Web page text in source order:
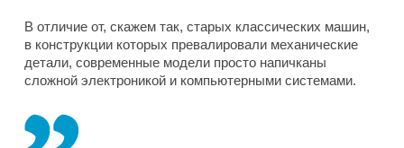
В отличие от, скажем так, старых классических машин,
в конструкции которых превалировали механические
детали, современные модели просто напичканы
сложной электроникой и компьютерными системами.